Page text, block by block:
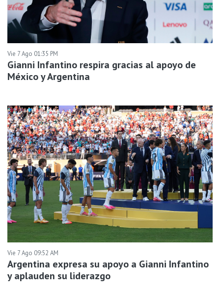
Vie 7 Ago 01:35 PM
Gianni Infantino respira gracias al apoyo de
México y Argentina
Vie 7 Ago 09:52 AM
Argentina expresa su apoyo a Gianni Infantino
y aplauden su liderazgo